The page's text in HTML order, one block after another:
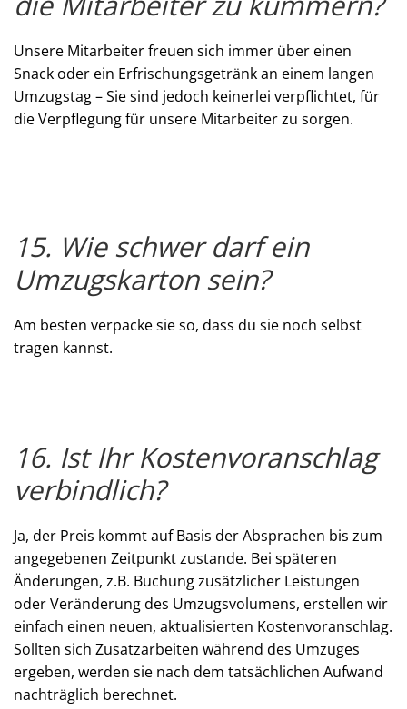
Unsere Mitarbeiter freuen sich immer über einen
Snack oder ein Erfrischungsgetränk an einem langen
Umzugstag – Sie sind jedoch keinerlei verpflichtet, für
die Verpflegung für unsere Mitarbeiter zu sorgen.
15. Wie schwer darf ein
Umzugskarton sein?
Am besten verpacke sie so, dass du sie noch selbst
tragen kannst.
16. Ist Ihr Kostenvoranschlag
verbindlich?
Ja, der Preis kommt auf Basis der Absprachen bis zum
angegebenen Zeitpunkt zustande. Bei späteren
Änderungen, z.B. Buchung zusätzlicher Leistungen
oder Veränderung des Umzugsvolumens, erstellen wir
einfach einen neuen, aktualisierten Kostenvoranschlag.
Sollten sich Zusatzarbeiten während des Umzuges
ergeben, werden sie nach dem tatsächlichen Aufwand
nachträglich berechnet.